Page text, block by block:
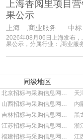
上海香阅里项目
果公示
上海 ,商业服务 中标
2026年08月06日上海发布
果公示，分属行业：,商业服
同级地区
北京招标与采购信息网招标
山西招标与采购信息网招标
吉林招标与采购信息网招标
江苏招标与采购信息网招标
福建招标与采购信息网招标